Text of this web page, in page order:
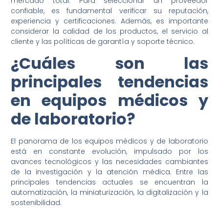
confiable, es fundamental verificar su reputación,
experiencia y certificaciones. Además, es importante
considerar la calidad de los productos, el servicio al
cliente y las políticas de garantía y soporte técnico.
¿Cuáles son las
principales tendencias
en equipos médicos y
de laboratorio?
El panorama de los equipos médicos y de laboratorio
está en constante evolución, impulsado por los
avances tecnológicos y las necesidades cambiantes
de la investigación y la atención médica. Entre las
principales tendencias actuales se encuentran la
automatización, la miniaturización, la digitalización y la
sostenibilidad.